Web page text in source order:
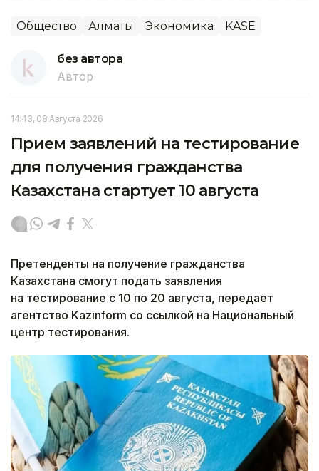
Общество Алматы Экономика KASE
без автора
Автор
14:43, 08 Августа 2026
Прием заявлений на тестирование
для получения гражданства
Казахстана стартует 10 августа
Претенденты на получение гражданства
Казахстана смогут подать заявления
на тестирование с 10 по 20 августа, передает
агентство Kazinform со ссылкой на Национальный
центр тестирования.